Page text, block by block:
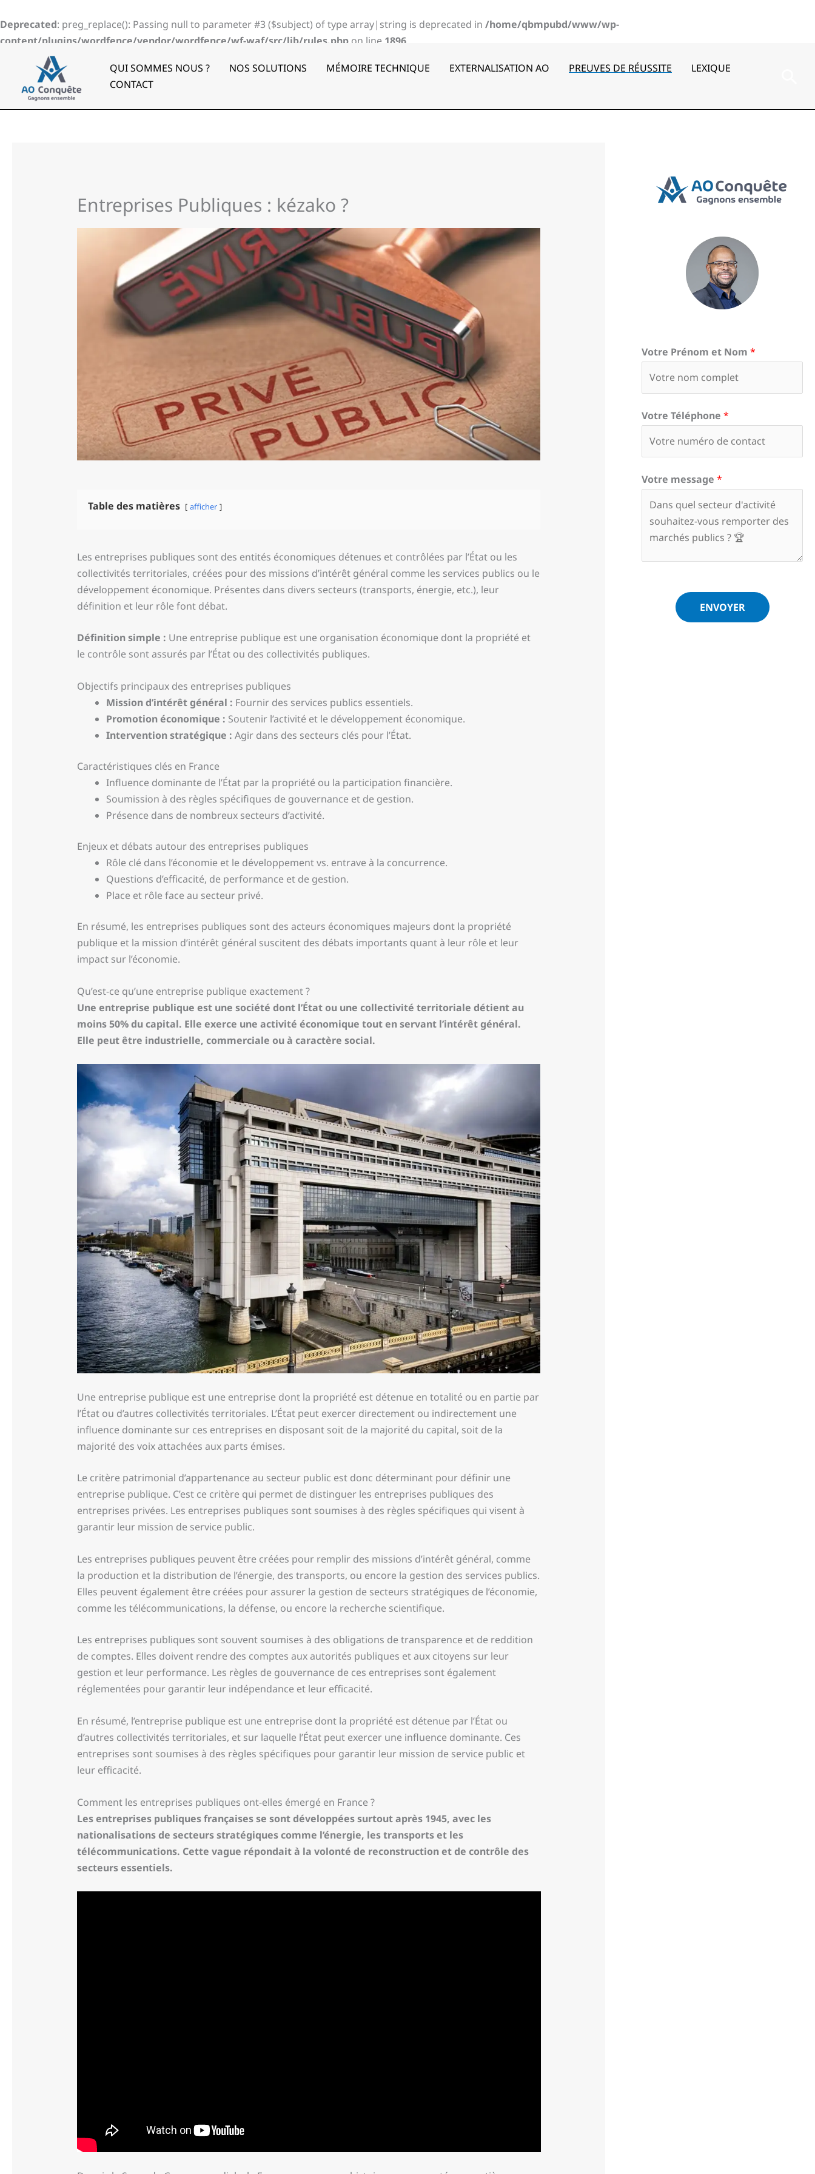
Deprecated: preg_replace(): Passing null to parameter #3 ($subject) of type array|string is deprecated in /home/qbmpubd/www/wp-
content/plugins/wordfence/vendor/wordfence/wf-waf/src/lib/rules.php on line 1896
au
contenu
QUI SOMMES NOUS ? NOS SOLUTIONS MÉMOIRE TECHNIQUE EXTERNALISATION AO PREUVES DE RÉUSSITE
LEXIQUE
CONTACT
Entreprises Publiques : kézako ?
Table des matières afficher
Les entreprises publiques sont des entités économiques détenues et contrôlées par l’État ou les
collectivités territoriales, créées pour des missions d’intérêt général comme les services publics ou le
développement économique. Présentes dans divers secteurs (transports, énergie, etc.), leur
définition et leur rôle font débat.
Définition simple : Une entreprise publique est une organisation économique dont la propriété et
le contrôle sont assurés par l’État ou des collectivités publiques.
Objectifs principaux des entreprises publiques
Mission d’intérêt général : Fournir des services publics essentiels.
Promotion économique : Soutenir l’activité et le développement économique.
Intervention stratégique : Agir dans des secteurs clés pour l’État.
Caractéristiques clés en France
Influence dominante de l’État par la propriété ou la participation financière.
Soumission à des règles spécifiques de gouvernance et de gestion.
Présence dans de nombreux secteurs d’activité.
Enjeux et débats autour des entreprises publiques
Rôle clé dans l’économie et le développement vs. entrave à la concurrence.
Questions d’efficacité, de performance et de gestion.
Place et rôle face au secteur privé.
En résumé, les entreprises publiques sont des acteurs économiques majeurs dont la propriété
publique et la mission d’intérêt général suscitent des débats importants quant à leur rôle et leur
impact sur l’économie.
Qu’est-ce qu’une entreprise publique exactement ?
Une entreprise publique est une société dont l’État ou une collectivité territoriale détient au
moins 50% du capital. Elle exerce une activité économique tout en servant l’intérêt général.
Elle peut être industrielle, commerciale ou à caractère social.
Une entreprise publique est une entreprise dont la propriété est détenue en totalité ou en partie par
l’État ou d’autres collectivités territoriales. L’État peut exercer directement ou indirectement une
influence dominante sur ces entreprises en disposant soit de la majorité du capital, soit de la
majorité des voix attachées aux parts émises.
Le critère patrimonial d’appartenance au secteur public est donc déterminant pour définir une
entreprise publique. C’est ce critère qui permet de distinguer les entreprises publiques des
entreprises privées. Les entreprises publiques sont soumises à des règles spécifiques qui visent à
garantir leur mission de service public.
Les entreprises publiques peuvent être créées pour remplir des missions d’intérêt général, comme
la production et la distribution de l’énergie, des transports, ou encore la gestion des services publics.
Elles peuvent également être créées pour assurer la gestion de secteurs stratégiques de l’économie,
comme les télécommunications, la défense, ou encore la recherche scientifique.
Les entreprises publiques sont souvent soumises à des obligations de transparence et de reddition
de comptes. Elles doivent rendre des comptes aux autorités publiques et aux citoyens sur leur
gestion et leur performance. Les règles de gouvernance de ces entreprises sont également
réglementées pour garantir leur indépendance et leur efficacité.
En résumé, l’entreprise publique est une entreprise dont la propriété est détenue par l’État ou
d’autres collectivités territoriales, et sur laquelle l’État peut exercer une influence dominante. Ces
entreprises sont soumises à des règles spécifiques pour garantir leur mission de service public et
leur efficacité.
Comment les entreprises publiques ont-elles émergé en France ?
Les entreprises publiques françaises se sont développées surtout après 1945, avec les
nationalisations de secteurs stratégiques comme l’énergie, les transports et les
télécommunications. Cette vague répondait à la volonté de reconstruction et de contrôle des
secteurs essentiels.
Votre Prénom et Nom *
Votre Téléphone *
Votre message *
ENVOYER